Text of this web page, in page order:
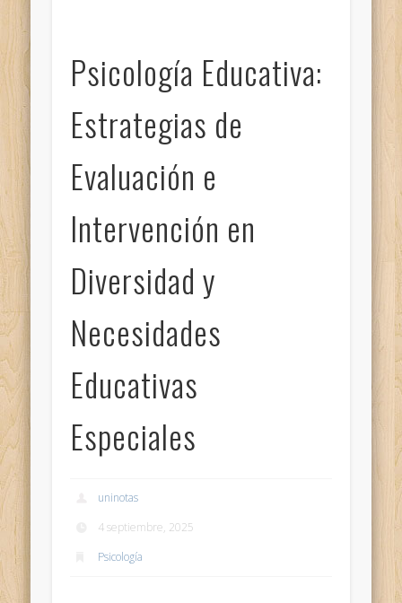
Psicología Educativa:
Estrategias de
Evaluación e
Intervención en
Diversidad y
Necesidades
Educativas
Especiales
uninotas
4 septiembre, 2025
Psicología